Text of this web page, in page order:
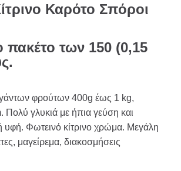
Καρότο Σπόροι
πακέτο των 150 (0,15
φρούτων 400g έως 1 kg,
Πολύ γλυκιά με ήπια γεύση και
υφή. Φωτεινό κίτρινο χρώμα. Μεγάλη
μαγείρεμα, διακοσμήσεις